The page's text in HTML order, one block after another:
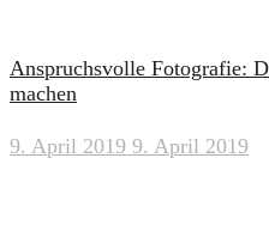
Anspruchsvolle Fotografie:
machen
9. April 2019 9. April 2019